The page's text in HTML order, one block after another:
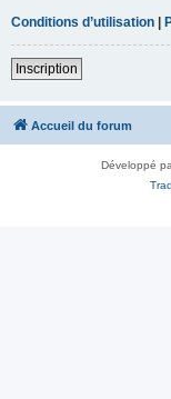
Conditions d’utilisation |
Inscription
Accueil du forum
Développé